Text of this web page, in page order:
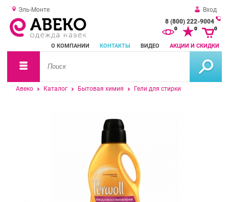
Эль-Монте
Вход
8 (800) 222-9004
О КОМПАНИИ КОНТАКТЫ ВИДЕО АКЦИИ И СКИДКИ
0 0 0
Авеко Каталог Бытовая химия Гели для стирки